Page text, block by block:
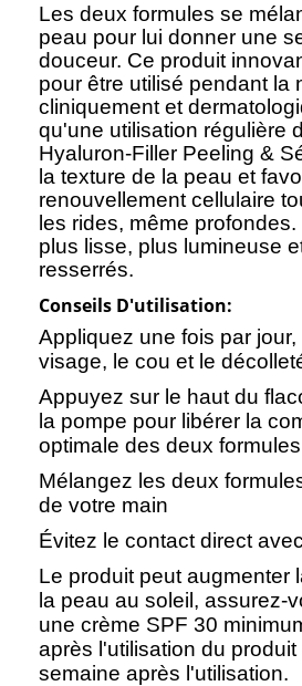
Les deux formules se
peau pour lui donner une
douceur. Ce produit
pour être utilisé pendant la
cliniquement et
qu'une utilisation régulière
Hyaluron-Filler Peeling &
la texture de la peau et
renouvellement cellulaire
les rides, même
plus lisse, plus lumineuse
resserrés.
Conseils D'utilisation:
Appliquez une fois par jour,
visage, le cou et le
Appuyez sur le haut du
la pompe pour libérer la
optimale des deux formules
Mélangez les deux
de votre main
Évitez le contact direct
Le produit peut augmenter
la peau au soleil, assurez-
une crème SPF 30
après l'utilisation du
semaine après l'utilisation.